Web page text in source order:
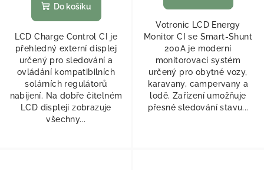
Do košíku
LCD Charge Control CI je
přehledný externí displej
určený pro sledování a
ovládání kompatibilních
solárních regulátorů
nabíjení. Na dobře čitelném
LCD displeji zobrazuje
všechny...
Votronic LCD Energy
Monitor CI se Smart-Shunt
200A je moderní
monitorovací systém
určený pro obytné vozy,
karavany, campervany a
lodě. Zařízení umožňuje
přesné sledování stavu...